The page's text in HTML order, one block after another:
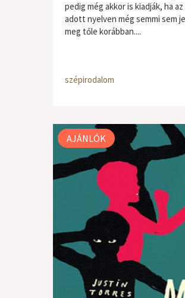
pedig még akkor is kiadják, ha az
adott nyelven még semmi sem
meg tőle korábban....
szépirodalom
AJÁNLÓK